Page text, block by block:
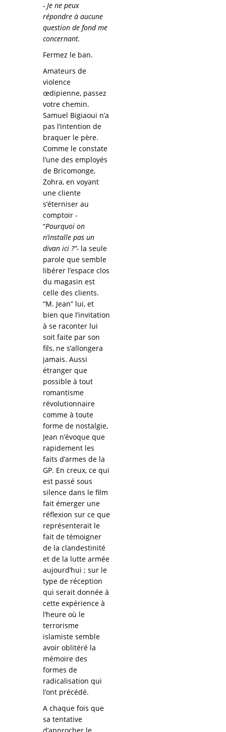
- Je ne peux
répondre à aucune
question de fond me
concernant.
Fermez le ban.
Amateurs de
violence
œdipienne, passez
votre chemin.
Samuel Bigiaoui n’a
pas l’intention de
braquer le père.
Comme le constate
l’une des employés
de Bricomonge,
Zohra, en voyant
une cliente
s’éterniser au
comptoir -
“Pourquoi on
n’installe pas un
divan ici ?”- la seule
parole que semble
libérer l’espace clos
du magasin est
celle des clients.
“M. Jean” lui, et
bien que l’invitation
à se raconter lui
soit faite par son
fils, ne s’allongera
jamais. Aussi
étranger que
possible à tout
romantisme
révolutionnaire
comme à toute
forme de nostalgie,
Jean n’évoque que
rapidement les
faits d’armes de la
GP. En creux, ce qui
est passé sous
silence dans le film
fait émerger une
réflexion sur ce que
représenterait le
fait de témoigner
de la clandestinité
et de la lutte armée
aujourd’hui ; sur le
type de réception
qui serait donnée à
cette expérience à
l’heure où le
terrorisme
islamiste semble
avoir oblitéré la
mémoire des
formes de
radicalisation qui
l’ont précédé.
A chaque fois que
sa tentative